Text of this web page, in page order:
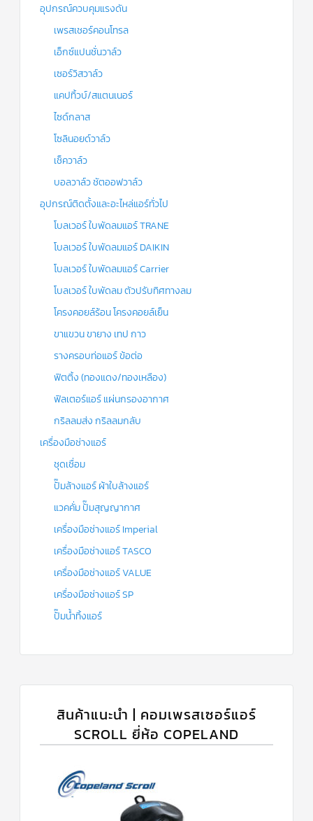
อุปกรณ์ควบคุมแรงดัน
เพรสเชอร์คอนโทรล
เอ็กซ์แปนชั่นวาล์ว
เซอร์วิสวาล์ว
แคปทิ้วบ์/สแตนเนอร์
ไซด์กลาส
โซลินอยด์วาล์ว
เช็ควาล์ว
บอลวาล์ว ชัตออฟวาล์ว
อุปกรณ์ติดตั้งและอะไหล่แอร์ทั่วไป
โบลเวอร์ ใบพัดลมแอร์ TRANE
โบลเวอร์ ใบพัดลมแอร์ DAIKIN
โบลเวอร์ ใบพัดลมแอร์ Carrier
โบลเวอร์ ใบพัดลม ตัวปรับทิศทางลม
โครงคอยล์ร้อน โครงคอยล์เย็น
ขาแขวน ขายาง เทป กาว
รางครอบท่อแอร์ ข้อต่อ
ฟิตติ้ง (ทองแดง/ทองเหลือง)
ฟิลเตอร์แอร์ แผ่นกรองอากาศ
กริลลมส่ง กริลลมกลับ
เครื่องมือช่างแอร์
ชุดเชื่อม
ปั๊มล้างแอร์ ผ้าใบล้างแอร์
แวคคั่ม ปั๊มสุญญากาศ
เครื่องมือช่างแอร์ Imperial
เครื่องมือช่างแอร์ TASCO
เครื่องมือช่างแอร์ VALUE
เครื่องมือช่างแอร์ SP
ปั๊มน้ำทิ้งแอร์
สินค้าแนะนำ | คอมเพรสเซอร์แอร์
SCROLL ยี่ห้อ COPELAND